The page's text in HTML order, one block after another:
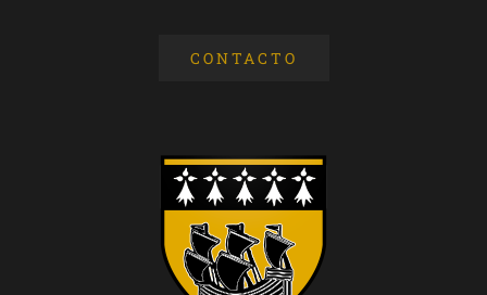
CONTACTO